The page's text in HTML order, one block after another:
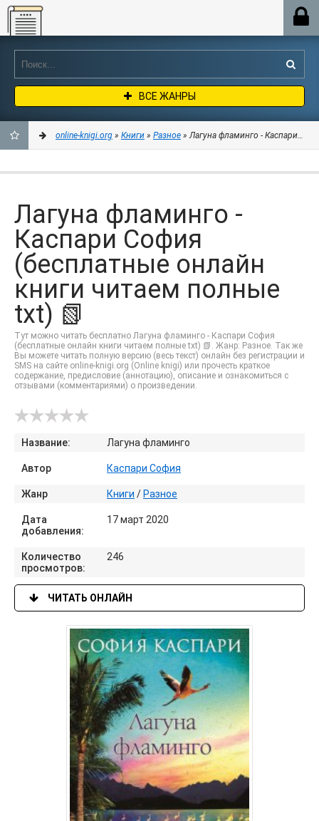
Online-knigi.org
ВСЕ ЖАНРЫ
ЗАКЛАДКИ
online-knigi.org » Книги » Разное » Лагуна фламинго - Каспари
Лагуна фламинго -
Каспари София
(бесплатные онлайн
книги читаем полные
txt) 📗
Тут можно читать бесплатно Лагуна фламинго - Каспари София
(бесплатные онлайн книги читаем полные txt) 📗. Жанр: Разное. Так же
Вы можете читать полную версию (весь текст) онлайн без регистрации и
SMS на сайте online-knigi.org (Online knigi) или прочесть краткое
содержание, предисловие (аннотацию), описание и ознакомиться с
отзывами (комментариями) о произведении.
Название: Лагуна фламинго
Автор Каспари София
Жанр Книги / Разное
Дата
добавления:
17 март 2020
Количество
просмотров:
246
ЧИТАТЬ ОНЛАЙН